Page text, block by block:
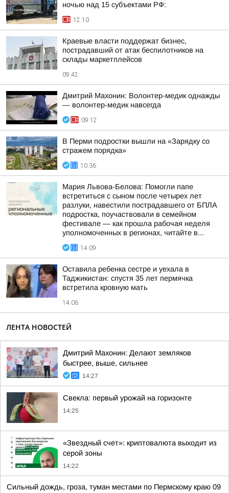
ночью над 15 субъектами РФ:
12:10
Краевые власти поддержат бизнес,
пострадавший от атак беспилотников на
склады маркетплейсов
09:42
Дмитрий Махонин: Волонтер-медик однажды
— волонтер-медик навсегда
09:12
В Перми подростки вышли на «Зарядку со
стражем порядка»
10:36
Мария Львова-Белова: Помогли папе
встретиться с сыном после четырех лет
разлуки, навестили пострадавшего от БПЛА
подростка, поучаствовали в семейном
фестивале — как прошла рабочая неделя
уполномоченных в регионах, читайте в...
14:09
Оставила ребенка сестре и уехала в
Таджикистан: спустя 35 лет пермячка
встретила кровную мать
14:06
ЛЕНТА НОВОСТЕЙ
Дмитрий Махонин: Делают земляков
быстрее, выше, сильнее
14:27
Свекла: первый урожай на горизонте
14:25
«Звездный счет»: криптовалюта выходит из
серой зоны
14:22
Сильный дождь, гроза, туман местами по Пермскому краю 09